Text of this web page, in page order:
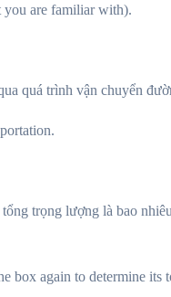
you are familiar with).
quá trình vận chuyển
trọng lượng là bao
box again to determine its